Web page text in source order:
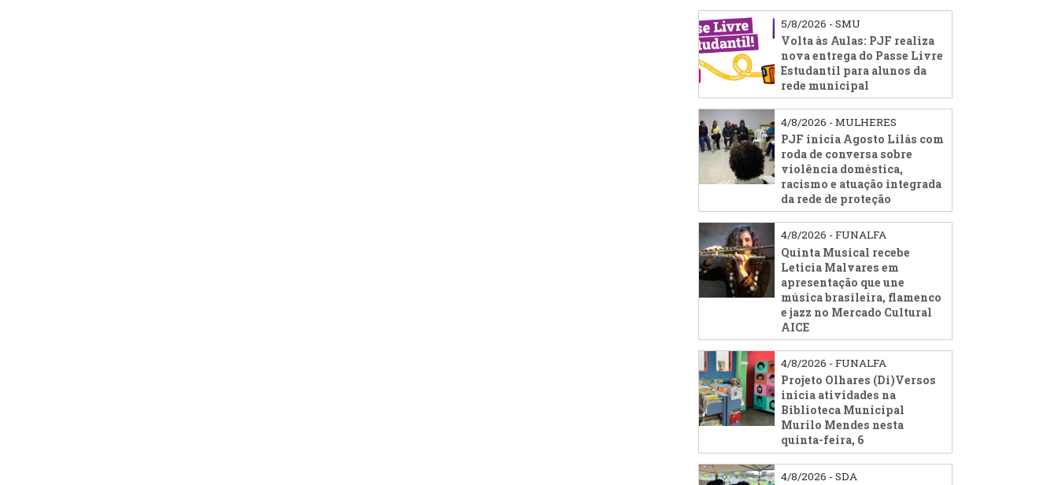
5/8/2026 - SMU
Volta às Aulas: PJF realiza
nova entrega do Passe Livre
Estudantil para alunos da
rede municipal
4/8/2026 - MULHERES
PJF inicia Agosto Lilás com
roda de conversa sobre
violência doméstica,
racismo e atuação integrada
da rede de proteção
4/8/2026 - FUNALFA
Quinta Musical recebe
Leticia Malvares em
apresentação que une
música brasileira, flamenco
e jazz no Mercado Cultural
AICE
4/8/2026 - FUNALFA
Projeto Olhares (Di)Versos
inicia atividades na
Biblioteca Municipal
Murilo Mendes nesta
quinta-feira, 6
4/8/2026 - SDA